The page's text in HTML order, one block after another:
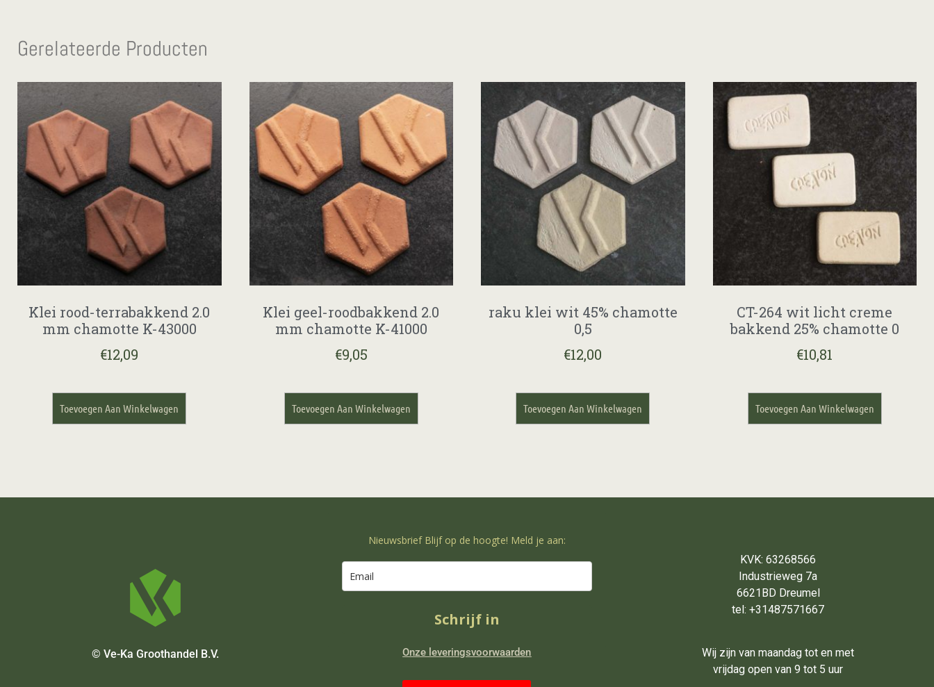
Gerelateerde Producten
Klei rood-terrabakkend 2.0
mm chamotte K-43000
€12,09
Toevoegen Aan Winkelwagen
Klei geel-roodbakkend 2.0
mm chamotte K-41000
€9,05
Toevoegen Aan Winkelwagen
raku klei wit 45% chamotte
0,5
€12,00
Toevoegen Aan Winkelwagen
CT-264 wit licht creme
bakkend 25% chamotte 0
€10,81
Toevoegen Aan Winkelwagen
© Ve-Ka Groothandel B.V.
Nieuwsbrief Blijf op de hoogte! Meld je aan:
Schrijf in
Onze leveringsvoorwaarden
KVK: 63268566
Industrieweg 7a
6621BD Dreumel
tel: +31487571667
Wij zijn van maandag tot en met
vrijdag open van 9 tot 5 uur